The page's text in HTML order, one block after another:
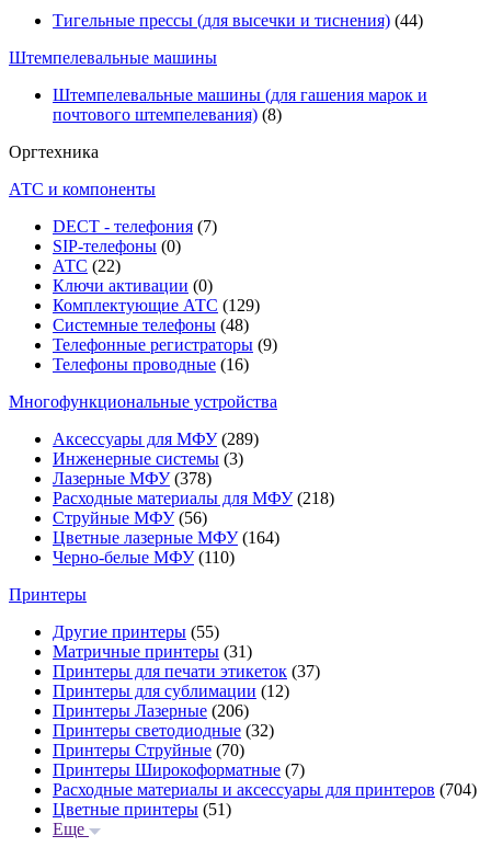
Тигельные прессы (для высечки и тиснения) (44)
Штемпелевальные машины
Штемпелевальные машины (для гашения марок и
почтового штемпелевания) (8)
Оргтехника
АТС и компоненты
DECT - телефония (7)
SIP-телефоны (0)
АТС (22)
Ключи активации (0)
Комплектующие АТС (129)
Системные телефоны (48)
Телефонные регистраторы (9)
Телефоны проводные (16)
Многофункциональные устройства
Аксессуары для МФУ(289)
Инженерные системы (3)
Лазерные МФУ(378)
Расходные материалы для МФУ(218)
Струйные МФУ(56)
Цветные лазерные МФУ(164)
Черно-белые МФУ(110)
Принтеры
Другие принтеры (55)
Матричные принтеры (31)
Принтеры для печати этикеток (37)
Принтеры для сублимации (12)
Принтеры Лазерные (206)
Принтеры светодиодные (32)
Принтеры Струйные (70)
Принтеры Широкоформатные (7)
Расходные материалы и аксессуары для принтеров (704)
Цветные принтеры (51)
Еще